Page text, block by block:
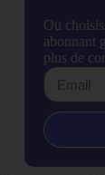
Ou
abonnant
plus de